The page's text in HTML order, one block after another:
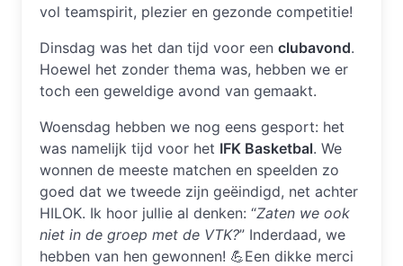
vol teamspirit, plezier en gezonde competitie!
Dinsdag was het dan tijd voor een clubavond.
Hoewel het zonder thema was, hebben we er
toch een geweldige avond van gemaakt.
Woensdag hebben we nog eens gesport: het
was namelijk tijd voor het IFK Basketbal. We
wonnen de meeste matchen en speelden zo
goed dat we tweede zijn geëindigd, net achter
HILOK. Ik hoor jullie al denken: “Zaten we ook
niet in de groep met de VTK?” Inderdaad, we
hebben van hen gewonnen! 💪Een dikke merci